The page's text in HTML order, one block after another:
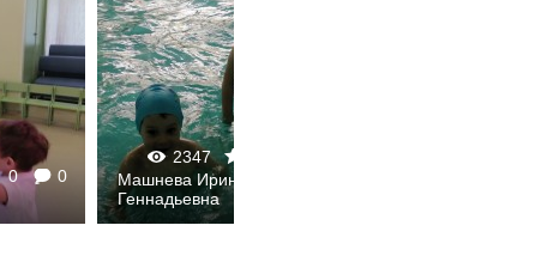
0
0
2347
Машнева Ирина
Геннадьевна